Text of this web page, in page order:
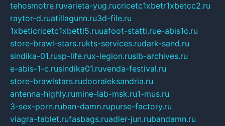
tehosmotre.ruvarieta-yug.rucricetc1xbetr1xbetcc2.ru
raytor-d.ruatillagunn.ru3d-file.ru
1xbeticricetc1xbetti5.ruuafoot-statti.rue-abis1c.ru
store-brawl-stars.rukts-services.rudark-sand.ru
sindika-01.rusp-life.rux-legion.rusib-archives.ru
e-abis-1-c.rusindika01.ruvenda-festival.ru
store-brawlstars.rudooraleksandria.ru
antenna-highly.rumine-lab-msk.ru1-mus.ru
3-sex-porn.ruban-damn.rupurse-factory.ru
viagra-tablet.rufasbags.ruadler-jun.rubandamn.ru